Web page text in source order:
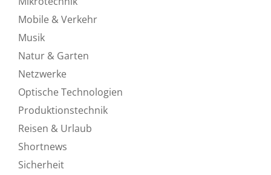
Mobile & Verkehr
Musik
Natur & Garten
Netzwerke
Optische Technologien
Produktionstechnik
Reisen & Urlaub
Shortnews
Sicherheit